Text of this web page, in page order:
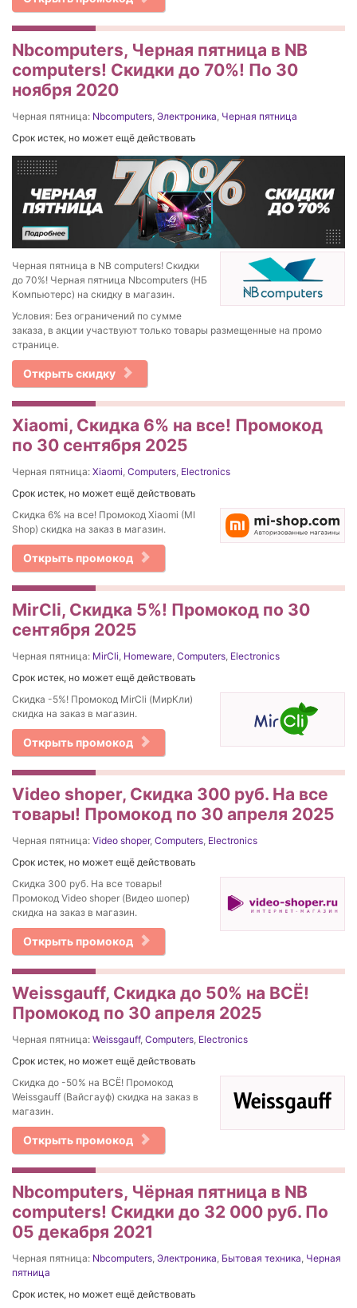
Nbcomputers, Черная пятница в NB
computers! Скидки до 70%! По 30
ноября 2020
Черная пятница: Nbcomputers, Электроника, Черная пятница
Срок истек, но может ещё действовать
Черная пятница в NB computers! Скидки
до 70%! Черная пятница Nbcomputers (НБ
Компьютерс) на скидку в магазин.
Условия: Без ограничений по сумме
заказа, в акции участвуют только товары размещенные на промо
странице.
Открыть скидку
Xiaomi, Скидка 6% на все! Промокод
по 30 сентября 2025
Черная пятница: Xiaomi Computers Electronics
Срок истек, но может ещё действовать
Скидка 6% на все! Промокод Xiaomi (MI
Shop) скидка на заказ в магазин.
Открыть промокод
MirCli, Скидка 5%! Промокод по 30
сентября 2025
Черная пятница: MirCli Homeware Computers Electronics
Срок истек, но может ещё действовать
Скидка -5%! Промокод MirCli (МирКли)
скидка на заказ в магазин.
Открыть промокод
Video shoper, Скидка 300 руб. На все
товары! Промокод по 30 апреля 2025
Черная пятница: Video shoper, Computers Electronics
Срок истек, но может ещё действовать
Скидка 300 руб. На все товары!
Промокод Video shoper (Видео шопер)
скидка на заказ в магазин.
Открыть промокод
Weissgauff, Скидка до 50% на ВСЁ!
Промокод по 30 апреля 2025
Черная пятница: Weissgauff, Computers Electronics
Срок истек, но может ещё действовать
Скидка до -50% на ВСЁ! Промокод
Weissgauff (Вайсгауф) скидка на заказ в
магазин.
Открыть промокод
Nbcomputers, Чёрная пятница в NB
computers! Скидки до 32 000 руб. По
05 декабря 2021
Черная пятница: Nbcomputers Электроника Бытовая техника Черная
пятница
Срок истек, но может ещё действовать